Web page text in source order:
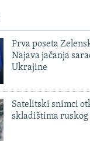
Prva poseta
Najava jačanja
Ukrajine
Satelitski snimci
skladištima ruskog